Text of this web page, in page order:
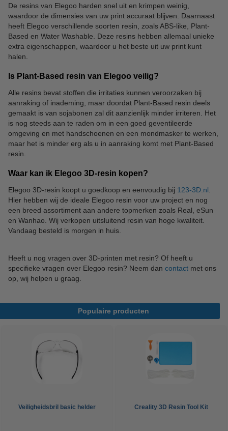
De resins van Elegoo harden snel uit en krimpen weinig,
waardoor de dimensies van uw print accuraat blijven. Daarnaast
heeft Elegoo verschillende soorten resin, zoals ABS-like, Plant-
Based en Water Washable. Deze resins hebben allemaal unieke
extra eigenschappen, waardoor u het beste uit uw print kunt
halen.
Is Plant-Based resin van Elegoo veilig?
Alle resins bevat stoffen die irritaties kunnen veroorzaken bij
aanraking of inademing, maar doordat Plant-Based resin deels
gemaakt is van sojabonen zal dit aanzienlijk minder irriteren. Het
is nog steeds aan te raden om in een goed geventileerde
omgeving en met handschoenen en een mondmasker te werken,
maar het is minder erg als u in aanraking komt met Plant-Based
resin.
Waar kan ik Elegoo 3D-resin kopen?
Elegoo 3D-resin koopt u goedkoop en eenvoudig bij 123-3D.nl
Hier hebben wij de ideale Elegoo resin voor uw project en nog
een breed assortiment aan andere topmerken zoals Real, eSun
en Wanhao. Wij verkopen uitsluitend resin van hoge kwaliteit.
Vandaag besteld is morgen in huis.
Heeft u nog vragen over 3D-printen met resin? Of heeft u
specifieke vragen over Elegoo resin? Neem dan contact met ons
op, wij helpen u graag.
Populaire producten
Veiligheidsbril basic helder Creality 3D Resin Tool Kit